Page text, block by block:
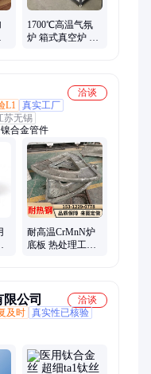
1700℃高温气氛
炉 箱式真空炉 气
洽谈
L1
真实工厂
苏无锡
合金管件
耐高温CrMnN炉
底板 热处理工装
公司
洽谈
及时 真实性已核验